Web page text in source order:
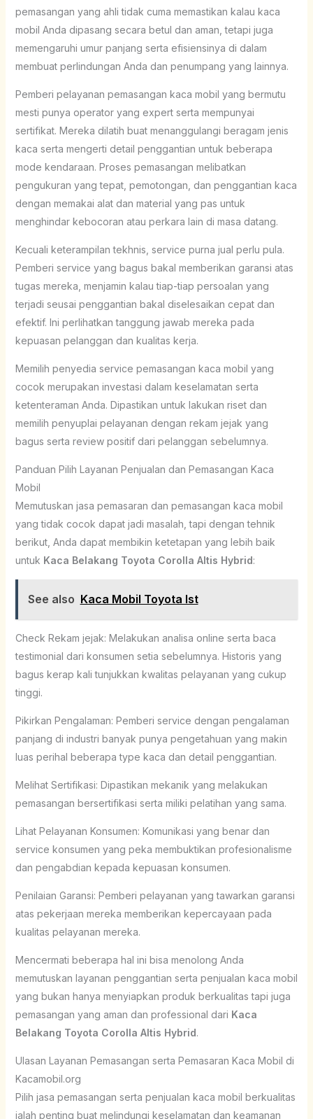
pemasangan yang ahli tidak cuma memastikan kalau kaca
mobil Anda dipasang secara betul dan aman, tetapi juga
memengaruhi umur panjang serta efisiensinya di dalam
membuat perlindungan Anda dan penumpang yang lainnya.
Pemberi pelayanan pemasangan kaca mobil yang bermutu
mesti punya operator yang expert serta mempunyai
sertifikat. Mereka dilatih buat menanggulangi beragam jenis
kaca serta mengerti detail penggantian untuk beberapa
mode kendaraan. Proses pemasangan melibatkan
pengukuran yang tepat, pemotongan, dan penggantian kaca
dengan memakai alat dan material yang pas untuk
menghindar kebocoran atau perkara lain di masa datang.
Kecuali keterampilan tekhnis, service purna jual perlu pula.
Pemberi service yang bagus bakal memberikan garansi atas
tugas mereka, menjamin kalau tiap-tiap persoalan yang
terjadi seusai penggantian bakal diselesaikan cepat dan
efektif. Ini perlihatkan tanggung jawab mereka pada
kepuasan pelanggan dan kualitas kerja.
Memilih penyedia service pemasangan kaca mobil yang
cocok merupakan investasi dalam keselamatan serta
ketenteraman Anda. Dipastikan untuk lakukan riset dan
memilih penyuplai pelayanan dengan rekam jejak yang
bagus serta review positif dari pelanggan sebelumnya.
Panduan Pilih Layanan Penjualan dan Pemasangan Kaca
Mobil
Memutuskan jasa pemasaran dan pemasangan kaca mobil
yang tidak cocok dapat jadi masalah, tapi dengan tehnik
berikut, Anda dapat membikin ketetapan yang lebih baik
untuk Kaca Belakang Toyota Corolla Altis Hybrid:
See also Kaca Mobil Toyota Ist
Check Rekam jejak: Melakukan analisa online serta baca
testimonial dari konsumen setia sebelumnya. Historis yang
bagus kerap kali tunjukkan kwalitas pelayanan yang cukup
tinggi.
Pikirkan Pengalaman: Pemberi service dengan pengalaman
panjang di industri banyak punya pengetahuan yang makin
luas perihal beberapa type kaca dan detail penggantian.
Melihat Sertifikasi: Dipastikan mekanik yang melakukan
pemasangan bersertifikasi serta miliki pelatihan yang sama.
Lihat Pelayanan Konsumen: Komunikasi yang benar dan
service konsumen yang peka membuktikan profesionalisme
dan pengabdian kepada kepuasan konsumen.
Penilaian Garansi: Pemberi pelayanan yang tawarkan garansi
atas pekerjaan mereka memberikan kepercayaan pada
kualitas pelayanan mereka.
Mencermati beberapa hal ini bisa menolong Anda
memutuskan layanan penggantian serta penjualan kaca mobil
yang bukan hanya menyiapkan produk berkualitas tapi juga
pemasangan yang aman dan professional dari Kaca
Belakang Toyota Corolla Altis Hybrid.
Ulasan Layanan Pemasangan serta Pemasaran Kaca Mobil di
Kacamobil.org
Pilih jasa pemasangan serta penjualan kaca mobil berkualitas
ialah penting buat melindungi keselamatan dan keamanan